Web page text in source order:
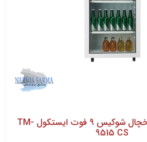
مشخصات فنی یخچال شوکیس 9 فوت ایستکول TM-
9515 CS